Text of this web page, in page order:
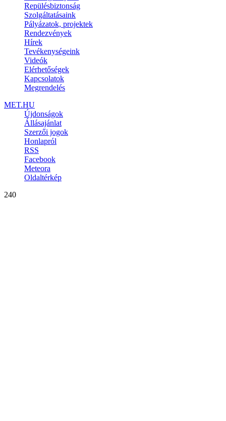
Repülésbiztonság
Szolgáltatásaink
Pályázatok, projektek
Rendezvények
Hírek
Tevékenységeink
Videók
Elérhetőségek
Kapcsolatok
Megrendelés
MET.HU
Újdonságok
Állásajánlat
Szerzői jogok
Honlapról
RSS
Facebook
Meteora
Oldaltérkép
240